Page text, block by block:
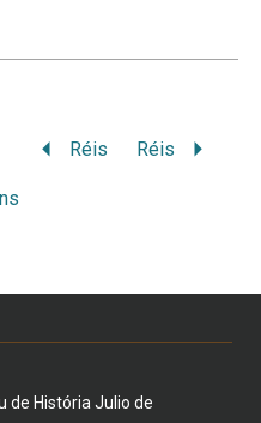
Réis Réis
de História Julio de